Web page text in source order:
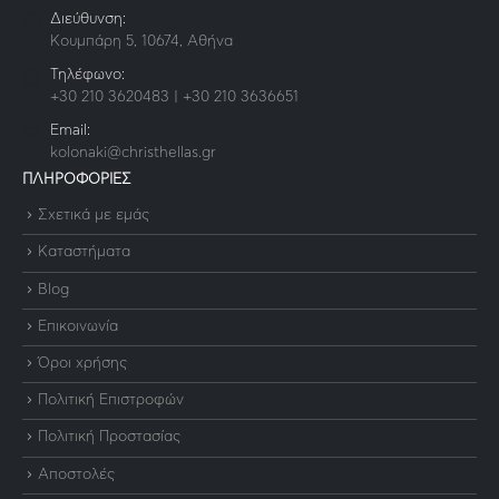
Διεύθυνση:
Κουμπάρη 5, 10674, Αθήνα
Τηλέφωνο:
+30 210 3620483 | +30 210 3636651
Email:
kolonaki@christhellas.gr
ΠΛΗΡΟΦΟΡΙΕΣ
Σχετικά με εμάς
Καταστήματα
Blog
Επικοινωνία
Όροι χρήσης
Πολιτική Επιστροφών
Πολιτική Προστασίας
Αποστολές